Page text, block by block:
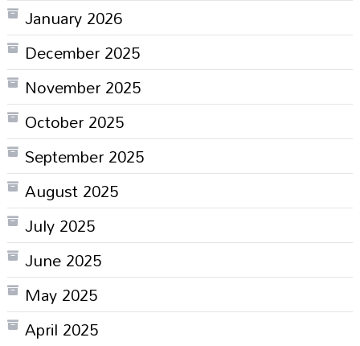
January 2026
December 2025
November 2025
October 2025
September 2025
August 2025
July 2025
June 2025
May 2025
April 2025